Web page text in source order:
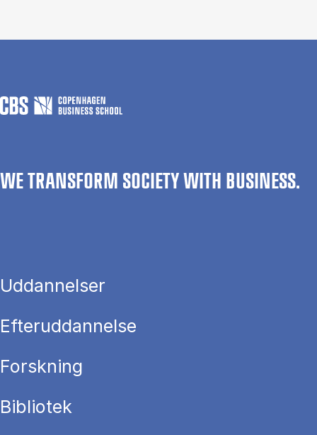
WE TRANSFORM SOCIETY WITH BUSINESS.
Uddannelser
Efteruddannelse
Forskning
Bibliotek